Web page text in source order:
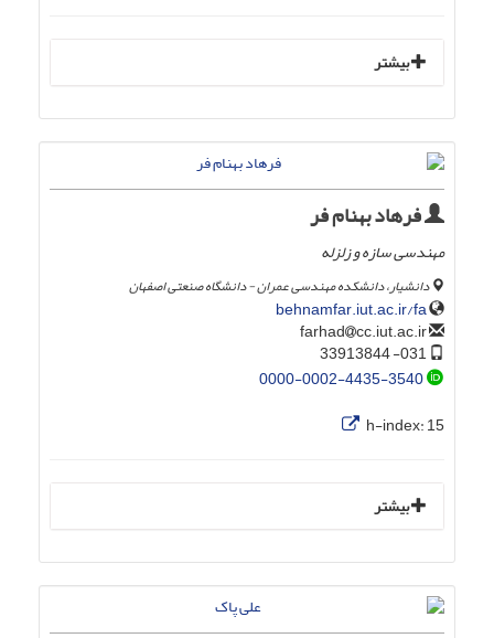
بیشتر
فرهاد بهنام فر
مهندسی سازه و زلزله
دانشیار، دانشکده مهندسی عمران - دانشگاه صنعتی اصفهان
behnamfar.iut.ac.ir/fa
cc.iut.ac.ir
0000-0002-4435-3540
h-index:15
بیشتر